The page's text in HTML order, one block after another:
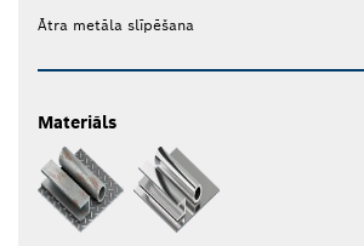
Ātra metāla slīpēšana
Materiāls